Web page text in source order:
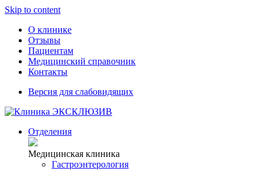
Skip to content
О клинике
Отзывы
Пациентам
Медицинский справочник
Контакты
Версия для слабовидящих
Отделения
Медицинская клиника
Гастроэнтерология